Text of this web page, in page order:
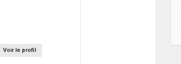
Voir le profil